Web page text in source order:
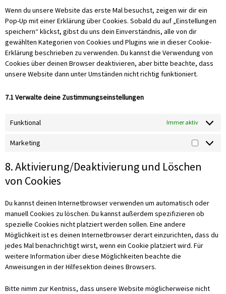
Wenn du unsere Website das erste Mal besuchst, zeigen wir dir ein
Pop-Up mit einer Erklärung über Cookies. Sobald du auf „Einstellungen
speichern“ klickst, gibst du uns dein Einverständnis, alle von dir
gewählten Kategorien von Cookies und Plugins wie in dieser Cookie-
Erklärung beschrieben zu verwenden. Du kannst die Verwendung von
Cookies über deinen Browser deaktivieren, aber bitte beachte, dass
unsere Website dann unter Umständen nicht richtig funktioniert.
7.1 Verwalte deine Zustimmungseinstellungen
Funktional Immer aktiv
Marketing
8. Aktivierung/Deaktivierung und Löschen
von Cookies
Du kannst deinen Internetbrowser verwenden um automatisch oder
manuell Cookies zu löschen. Du kannst außerdem spezifizieren ob
spezielle Cookies nicht platziert werden sollen. Eine andere
Möglichkeit ist es deinen Internetbrowser derart einzurichten, dass du
jedes Mal benachrichtigt wirst, wenn ein Cookie platziert wird. Für
weitere Information über diese Möglichkeiten beachte die
Anweisungen in der Hilfesektion deines Browsers.
Bitte nimm zur Kentniss, dass unsere Website möglicherweise nicht